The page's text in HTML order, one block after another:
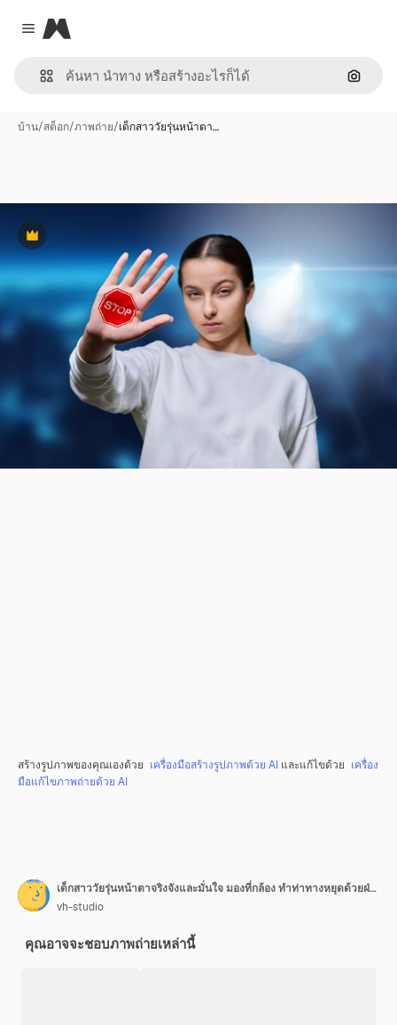
Close menu
Magnific
ค้นหา
บ้าน/สต็อก/ภาพถ่าย/เด็กสาววัยรุ่นหน้าตา…
พรีเมี่ยม
สร้างรูปภาพของคุณเองด้วย เครื่องมือสร้างรูปภาพด้วย AI และแก้ไขด้วย เครื่อง
มือแก้ไขภาพถ่ายด้วย AI
เด็กสาววัยรุ่นหน้าตาจริงจังและมั่นใจ มองที่กล้อง ทำท่าทางหยุดด้วยฝ่ามือบนพื้นหลังเมืองสีน้ำเงิน สัญลักษณ์เครื่องหมายหยุดเป็นสีแดง แนวคิดวัยรุ่น วัยรุ่น
vh-studio
คุณอาจจะชอบภาพถ่ายเหล่านี้